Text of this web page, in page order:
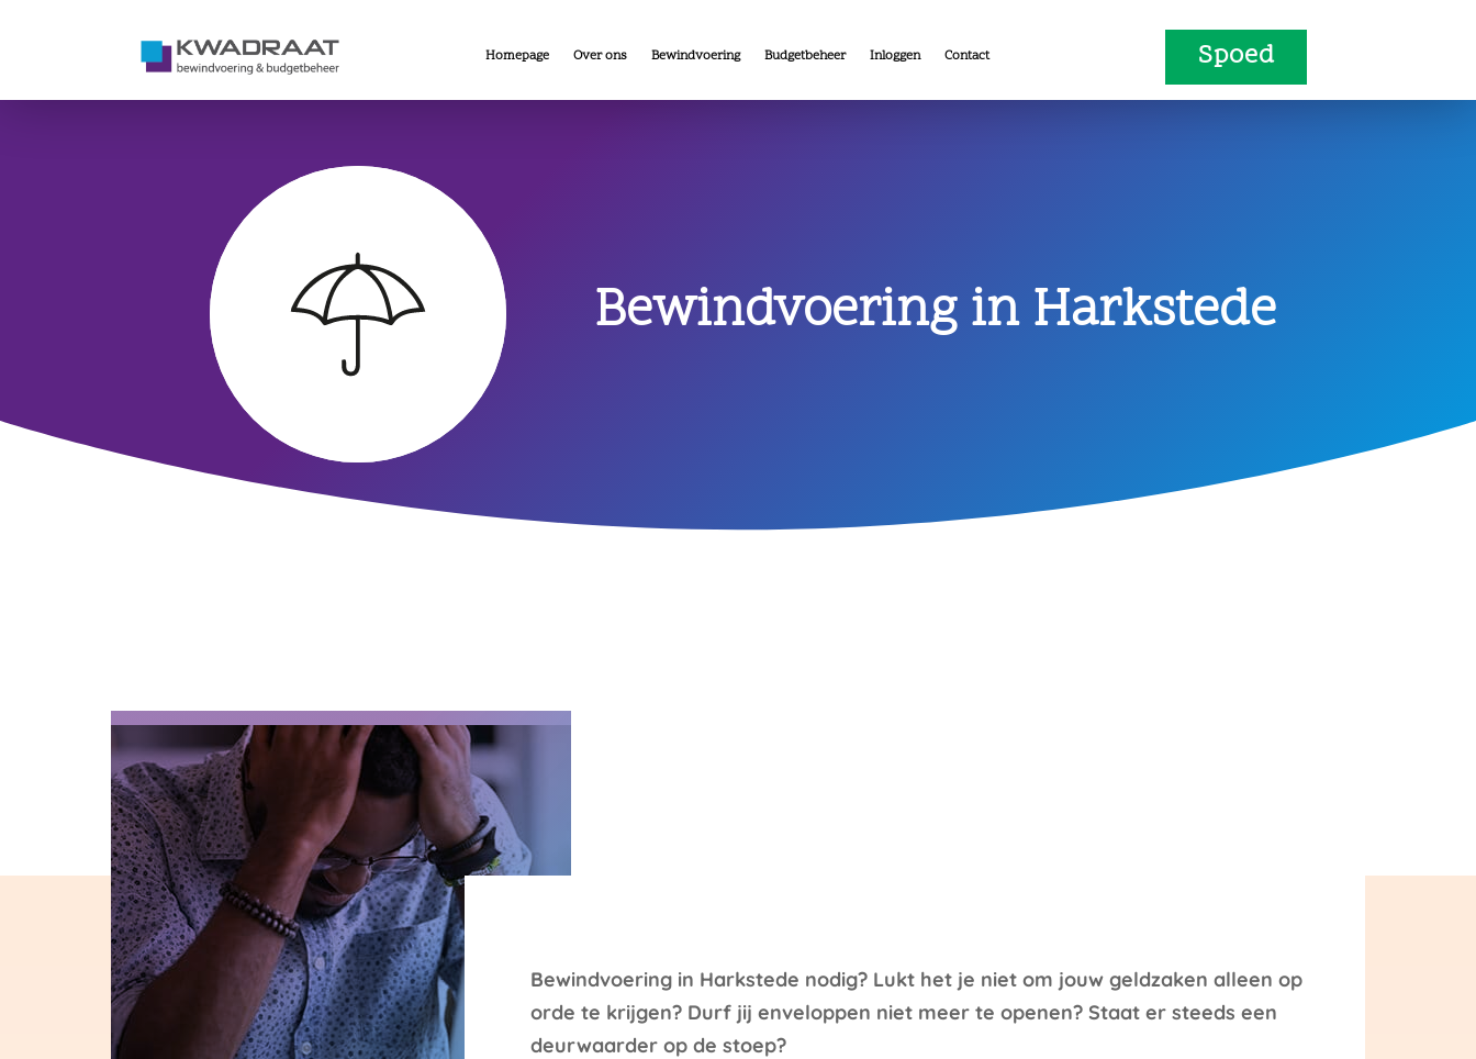
Homepage Over ons Bewindvoering Budgetbeheer Inloggen Contact Spoed
Bewindvoering in Harkstede
Bewindvoering in Harkstede nodig? Lukt het je niet om jouw geldzaken alleen op
orde te krijgen? Durf jij enveloppen niet meer te openen? Staat er steeds een
deurwaarder op de stoep?